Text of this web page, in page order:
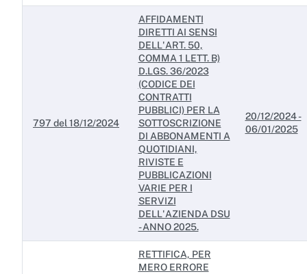
Sovvenzioni, contributi, sussidi, vantaggi economici
Beni immobili e gestione patrimonio
Controlli e rilievi sull'amministrazione
Pagamenti dell'amministrazione
Pianificazione e governo del territorio
Informazioni ambientali
797 del 18/12/2024
AFFIDAMENTI
DIRETTI AI SENSI
DELL'ART. 50,
COMMA 1 LETT. B)
D.LGS. 36/2023
(CODICE DEI
CONTRATTI
PUBBLICI) PER LA
SOTTOSCRIZIONE
DI ABBONAMENTI A
QUOTIDIANI,
RIVISTE E
PUBBLICAZIONI
VARIE PER I
SERVIZI
DELL'AZIENDA DSU
- ANNO 2025.
20/12/2024 -
06/01/2025
RETTIFICA, PER
MERO ERRORE